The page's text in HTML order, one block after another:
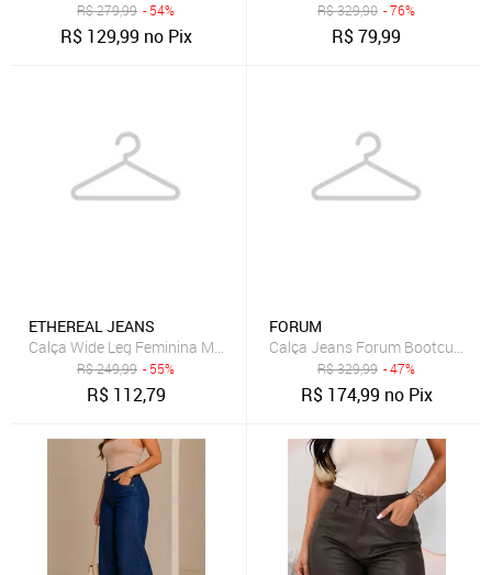
R$279,99 - 54%
R$ 129,99 no Pix
R$329,90 - 76%
R$79,99
ETHEREAL JEANS
Calça Wide Leg Feminina MYS Jeans Preta Modelagem Premium
R$249,99 - 55%
R$ 112,79
FORUM
Calça Jeans Forum Bootcut
R$329,99 - 47%
R$ 174,99 no Pix